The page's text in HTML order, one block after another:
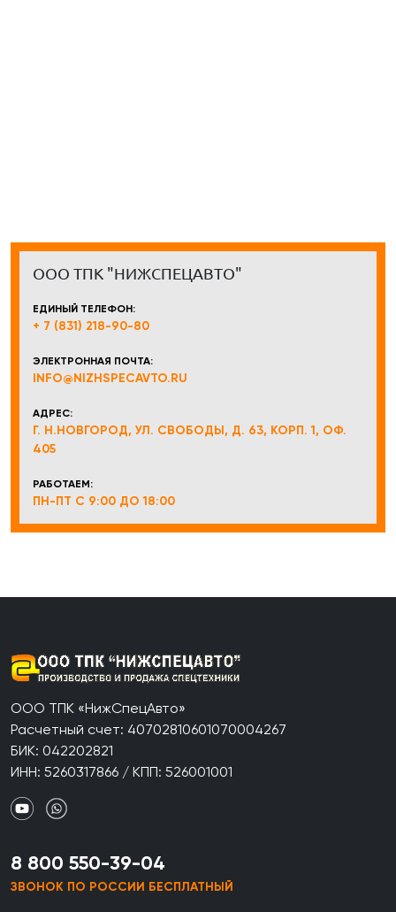
ООО ТПК "НИЖСПЕЦАВТО"
ЕДИНЫЙ ТЕЛЕФОН:
+ 7 (831) 218-90-80
ЭЛЕКТРОННАЯ ПОЧТА:
INFO@NIZHSPECAVTO.RU
АДРЕС:
Г. Н.НОВГОРОД, УЛ. СВОБОДЫ, Д. 63, КОРП. 1, ОФ.
405
РАБОТАЕМ:
ПН-ПТ С 9:00 ДО 18:00
ООО ТПК «НижСпецАвто»
Расчетный счет: 40702810601070004267
БИК: 042202821
ИНН: 5260317866 / КПП: 526001001
8 800 550-39-04
ЗВОНОК ПО РОССИИ БЕСПЛАТНЫЙ